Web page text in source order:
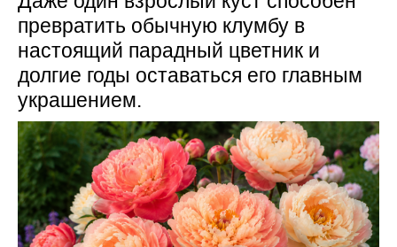
превратить обычную клумбу в
настоящий парадный цветник и
долгие годы оставаться его главным
украшением.